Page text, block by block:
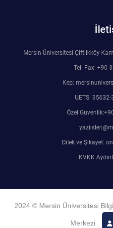
Mersin Üniversitesi Çiftlikköy
Tel- Fax: +90
Kep:
UETS:
Özel
Dilek ve Şikayet:
KVKK
2024 © Mersin Üniversitesi
Merkezi